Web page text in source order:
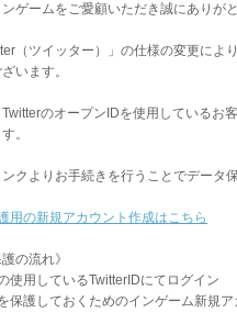
ゲームをご愛顧いただき誠にありが
（ツイッター）」の仕様の変更によ
います。
のオープンIDを使用しているお
。
クよりお手続きを行うことでデータ
用の新規アカウント作成はこちら
の流れ》
使用しているTwitterIDにてログイン
保護しておくためのインゲーム新規